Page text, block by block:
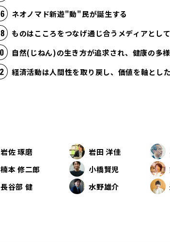
ネオノマド新遊"動"民が誕生する
ものはこころをつなげ通じ合うメディアとし
自然(じねん)の生き方が追求され、健康の多
岩佐 琢磨 岩田 洋佳
楠本 修二郎 小橋賢児
長谷部 健 水野雄介